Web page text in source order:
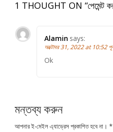
1 THOUGHT ON “পেমেন্ট
Alamin says:
অক্টোবর 31, 2022 at 10:52
Ok
মন্তব্য করুন
আপনার ই-মেইল এ্যাড্রেস প্রকাশিত হবে না। *